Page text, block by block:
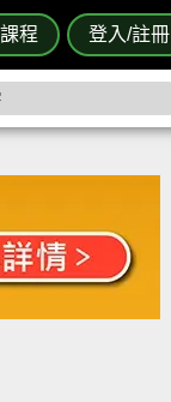
程 登入/註冊